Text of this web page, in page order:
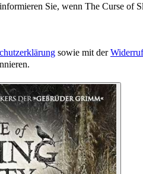
Sie, wenn The Curse of
sowie mit der